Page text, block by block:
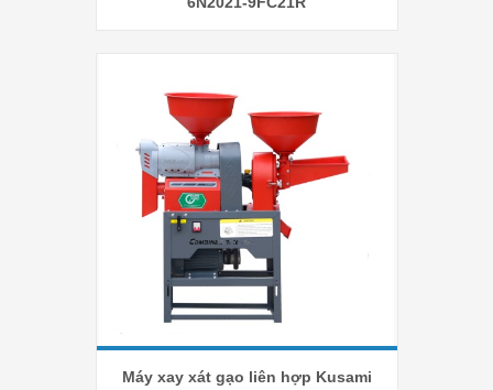
Máy xay xát gạo liên hợp Kusami